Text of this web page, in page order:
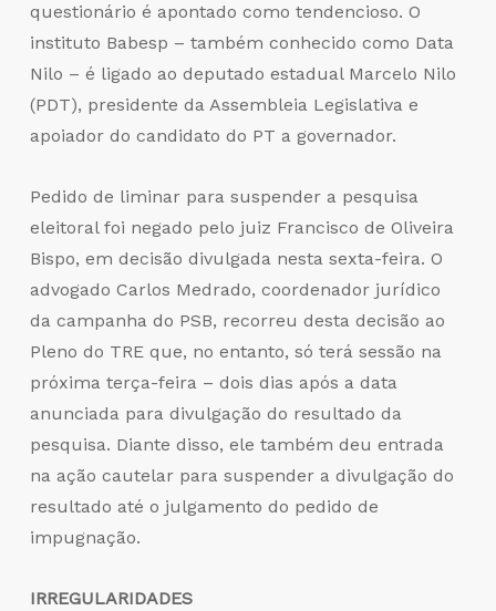
questionário é apontado como tendencioso. O
instituto Babesp – também conhecido como Data
Nilo – é ligado ao deputado estadual Marcelo Nilo
(PDT), presidente da Assembleia Legislativa e
apoiador do candidato do PT a governador.
Pedido de liminar para suspender a pesquisa
eleitoral foi negado pelo juiz Francisco de Oliveira
Bispo, em decisão divulgada nesta sexta-feira. O
advogado Carlos Medrado, coordenador jurídico
da campanha do PSB, recorreu desta decisão ao
Pleno do TRE que, no entanto, só terá sessão na
próxima terça-feira – dois dias após a data
anunciada para divulgação do resultado da
pesquisa. Diante disso, ele também deu entrada
na ação cautelar para suspender a divulgação do
resultado até o julgamento do pedido de
impugnação.
IRREGULARIDADES